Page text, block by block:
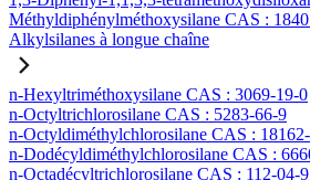
Méthyldiphénylméthoxysilane CAS :
Alkylsilanes à longue chaîne
n-Hexyltriméthoxysilane CAS : 3069-19-0
n-Octyltrichlorosilane CAS : 5283-66-9
n-Octyldiméthylchlorosilane CAS :
n-Dodécyldiméthylchlorosilane CAS :
n-Octadécyltrichlorosilane CAS : 112-04-9